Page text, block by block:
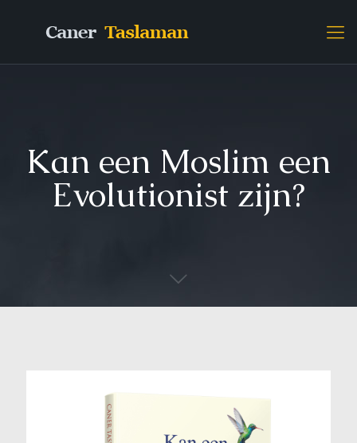
Kan een Moslim een
Evolutionist zijn?